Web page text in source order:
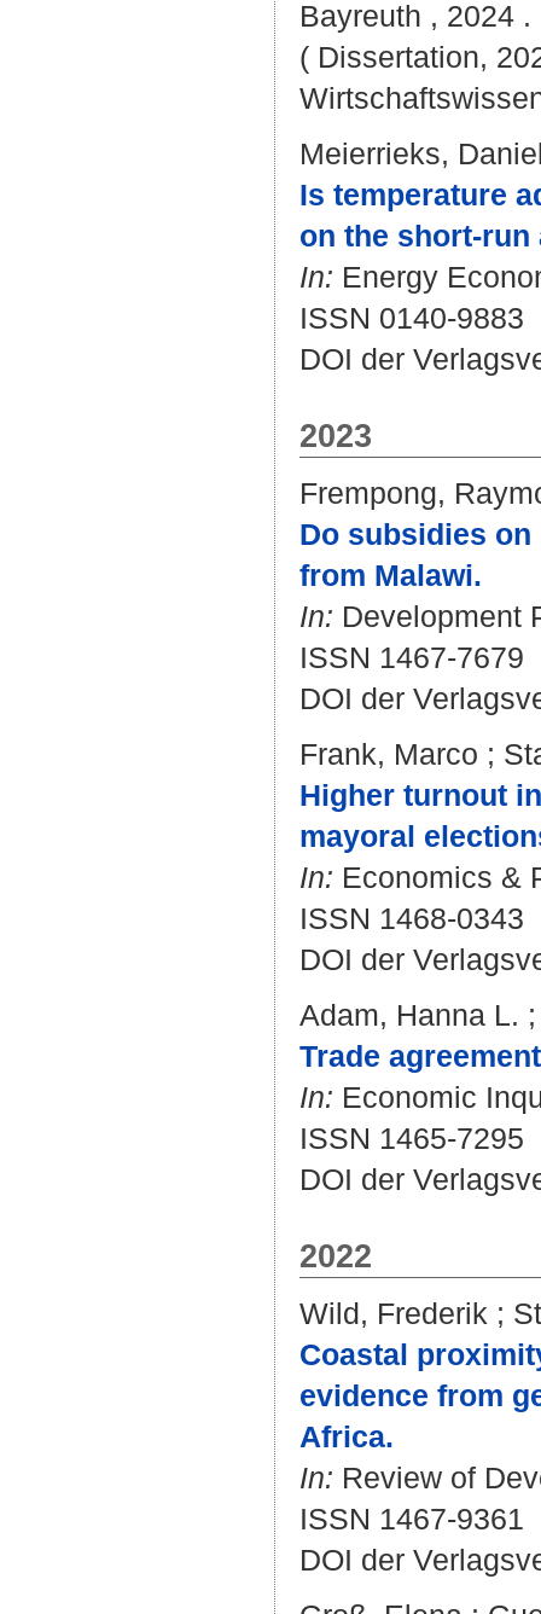
Bayreuth , 2024 .
( Dissertation,
Meierrieks,
Is temperature
on the short-
In: Energy
ISSN 0140-9883
DOI der
2023
Frempong,
Do subsidies
from Malawi.
In: Development
ISSN 1467-7679
DOI der
Frank, Marco ;
Higher turnout
mayoral
In: Economics &
ISSN 1468-0343
DOI der
Adam, Hanna L.
Trade
In: Economic
ISSN 1465-7295
DOI der
2022
Wild, Frederik ;
Coastal
evidence from
Africa.
In: Review of
ISSN 1467-9361
DOI der